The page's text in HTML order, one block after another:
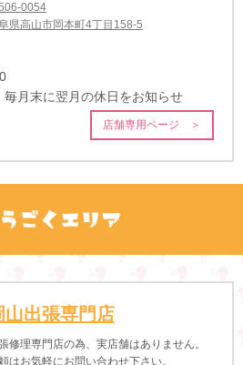
0054
県高山市岡本町4丁目158-5
月末に翌月の休日をお知らせ
店舗専用ページ ＞
山出張専門店
修理専門店の為、実店舗はありません。
はお気軽にお問い合わせ下さい。